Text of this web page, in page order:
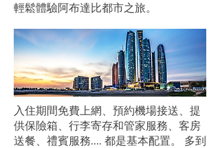
輕鬆體驗阿布達比都市之旅。
入住期間免費上網、預約機場接送、提
供保險箱、行李寄存和管家服務、客房
送餐、禮賓服務.... 都是基本配置。 多到